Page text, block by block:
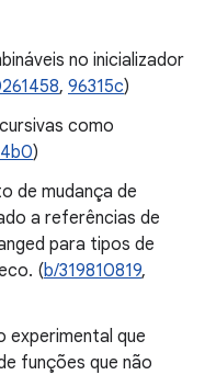
no inicializador
, 96315c)
como
)
de mudança de
a referências de
para tipos de
(b/319810819,
experimental que
funções que não